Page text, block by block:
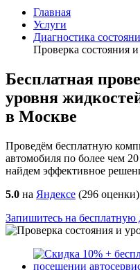
Главная
Услуги
Диагностика
Проверка состояния
Бесплатная
уровня
в Москве
Проведём бесплатную
автомобиля по более чем
найдем эффективное
5.0 на Яндексе (296 оценки)
Запишитесь на бесплатную